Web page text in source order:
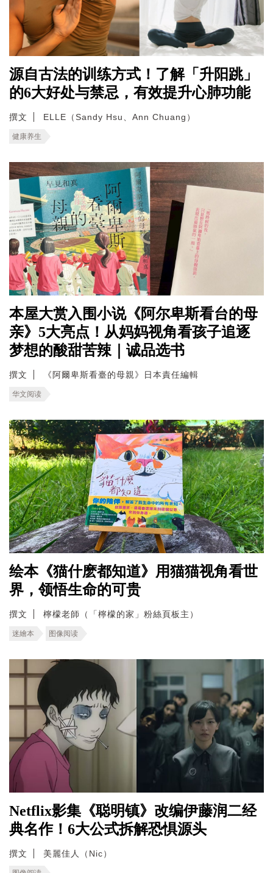
源自古法的训练方式！了解「升阳跳」
的6大好处与禁忌，有效提升心肺功能
撰文 ELLE（Sandy Hsu、Ann Chuang）
健康养生
本屋大赏入围小说《阿尔卑斯看台的母
亲》5大亮点！从妈妈视角看孩子追逐
梦想的酸甜苦辣｜诚品选书
撰文 《阿爾卑斯看臺的母親》日本責任編輯
华文阅读
绘本《猫什麽都知道》用猫猫视角看世
界，领悟生命的可贵
撰文 檸檬老師（「檸檬的家」粉絲頁板主）
迷繪本 图像阅读
Netflix影集《聪明镇》改编伊藤润二经
典名作！6大公式拆解恐惧源头
撰文 美麗佳人（Nic）